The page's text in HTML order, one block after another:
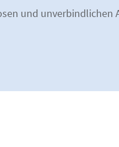
und unverbindlichen